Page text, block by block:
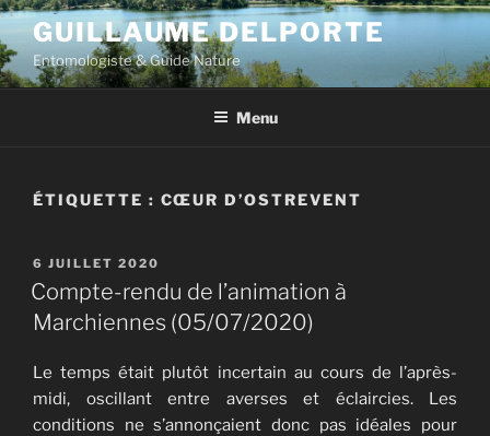
Aller
au
contenu
principal
GUILLAUME DELPORTE
Entomologiste & Guide Nature
Menu
ÉTIQUETTE : CŒUR D’OSTREVENT
PUBLIÉ
LE
6 JUILLET 2020
Compte-rendu de l’animation à
Marchiennes (05/07/2020)
Le temps était plutôt incertain au cours de l’après-
midi, oscillant entre averses et éclaircies. Les
conditions ne s’annonçaient donc pas idéales pour